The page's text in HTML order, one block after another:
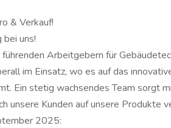
& Verkauf!
uns!
Arbeitgebern für
im Einsatz, wo es auf das
Ein stetig wachsendes Team sorgt
unsere Kunden auf unsere Produkte
2025: